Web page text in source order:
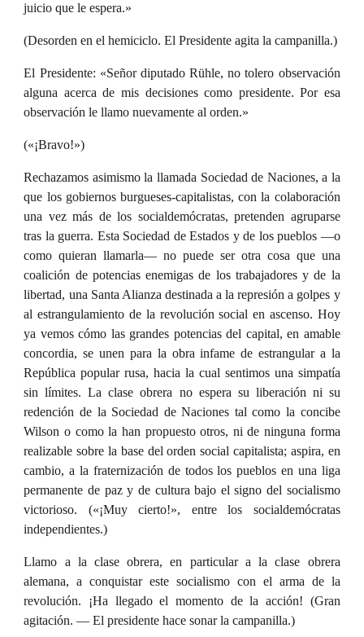
juicio que le espera.»
(Desorden en el hemiciclo. El Presidente agita la campanilla.)
El Presidente: «Señor diputado Rühle, no tolero observación
alguna acerca de mis decisiones como presidente. Por esa
observación le llamo nuevamente al orden.»
(«¡Bravo!»)
Rechazamos asimismo la llamada Sociedad de Naciones, a la
que los gobiernos burgueses-capitalistas, con la colaboración
una vez más de los socialdemócratas, pretenden agruparse
tras la guerra. Esta Sociedad de Estados y de los pueblos —o
como quieran llamarla— no puede ser otra cosa que una
coalición de potencias enemigas de los trabajadores y de la
libertad, una Santa Alianza destinada a la represión a golpes y
al estrangulamiento de la revolución social en ascenso. Hoy
ya vemos cómo las grandes potencias del capital, en amable
concordia, se unen para la obra infame de estrangular a la
República popular rusa, hacia la cual sentimos una simpatía
sin límites. La clase obrera no espera su liberación ni su
redención de la Sociedad de Naciones tal como la concibe
Wilson o como la han propuesto otros, ni de ninguna forma
realizable sobre la base del orden social capitalista; aspira, en
cambio, a la fraternización de todos los pueblos en una liga
permanente de paz y de cultura bajo el signo del socialismo
victorioso. («¡Muy cierto!», entre los socialdemócratas
independientes.)
Llamo a la clase obrera, en particular a la clase obrera
alemana, a conquistar este socialismo con el arma de la
revolución. ¡Ha llegado el momento de la acción! (Gran
agitación. — El presidente hace sonar la campanilla.)